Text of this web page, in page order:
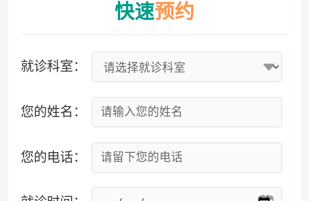
快速预约
就诊科室：
您的姓名：
您的电话：